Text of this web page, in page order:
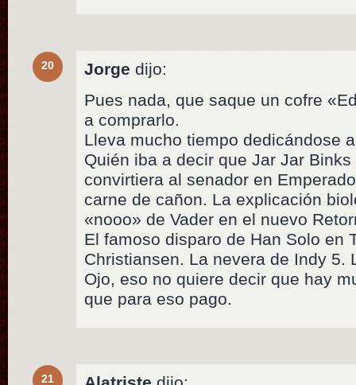
20 Jorge dijo:
Pues nada, que saque un cofre
a comprarlo.
Lleva mucho tiempo dedicándose
Quién iba a decir que Jar Jar
convirtiera al senador en
carne de cañon. La explicación
«nooo» de Vader en el nuevo
El famoso disparo de Han Solo en
Christiansen. La nevera de Indy
Ojo, eso no quiere decir que hay
que para eso pago.
21